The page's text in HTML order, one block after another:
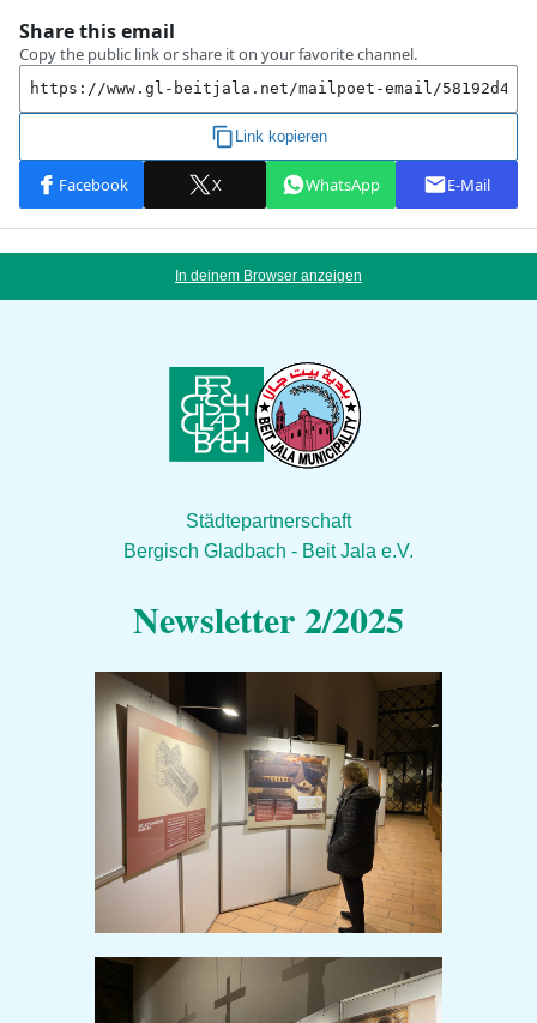
In deinem Browser anzeigen
Städtepartnerschaft
Bergisch Gladbach - Beit Jala e.V.
Newsletter 2/2025